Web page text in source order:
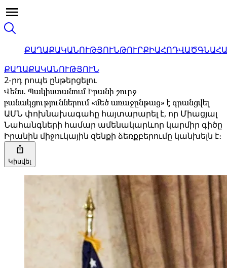
ՔԱՂԱՔԱԿԱՆՈՒԹՅՈՒՆԹՈՒՐՔԻԱՀՈԴՎԱԾ
ՔԱՂԱՔԱԿԱՆՈՒԹՅՈՒՆ
2-րդ րոպե ընթերցելու
Վենս. Պակիստանում Իրանի շուրջ
բանակցություններում «մեծ առաջընթաց» է գրանցվել
ԱՄՆ փոխնախագահը հայտարարել է, որ Միացյալ
Նահանգների համար ամենակարևոր կարմիր գիծը
Իրանին միջուկային զենքի ձեռքբերումը կանխելն է։
Կիսվել